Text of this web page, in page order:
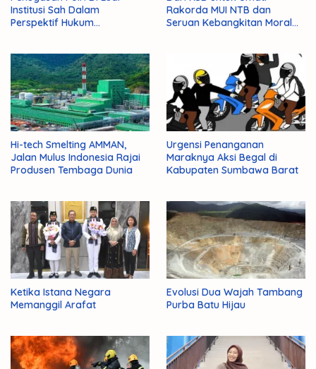
Institusi Sah Dalam
Perspektif Hukum
Rakorda MUI NTB dan
Seruan Kebangkitan Moral
Hi-tech Smelting AMMAN,
Jalan Mulus Indonesia Rajai
Produsen Tembaga Dunia
Urgensi Penanganan
Maraknya Aksi Begal di
Kabupaten Sumbawa Barat
Ketika Istana Negara
Memanggil Arafat
Evolusi Dua Wajah Tambang
Purba Batu Hijau